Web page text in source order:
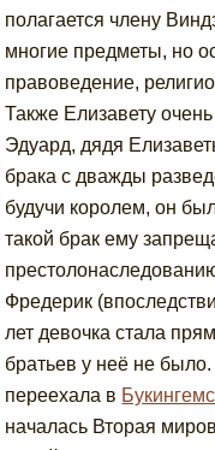
полагается члену
многие предметы, но
правоведение,
Также Елизавету
Эдуард, дядя
брака с дважды
будучи королем, он
такой брак ему
Фредерик
лет девочка стала
братьев у неё не
переехала в
началась Вторая